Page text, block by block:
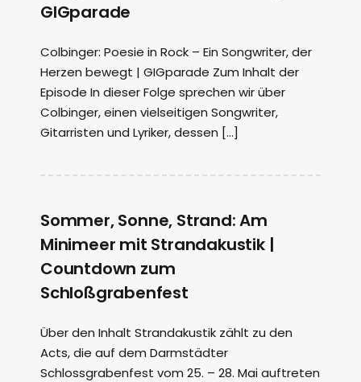
GIGparade
Colbinger: Poesie in Rock – Ein Songwriter, der
Herzen bewegt | GIGparade Zum Inhalt der
Episode In dieser Folge sprechen wir über
Colbinger, einen vielseitigen Songwriter,
Gitarristen und Lyriker, dessen […]
Sommer, Sonne, Strand: Am
Minimeer mit Strandakustik |
Countdown zum
Schloßgrabenfest
Über den Inhalt Strandakustik zählt zu den
Acts, die auf dem Darmstädter
Schlossgrabenfest vom 25. – 28. Mai auftreten